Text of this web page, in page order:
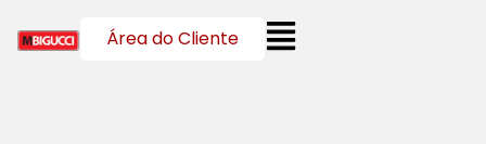
Área do Cliente